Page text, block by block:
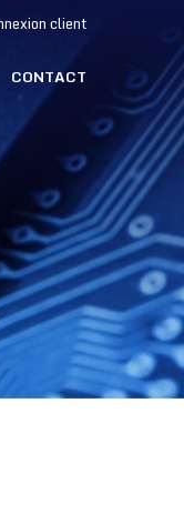
client
CONTACT